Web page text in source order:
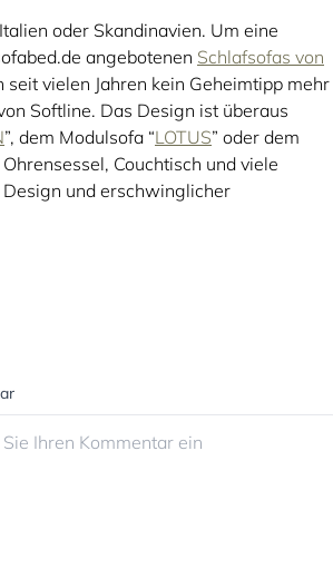
oder Skandinavien. Um eine
angebotenen Schlafsofas von
vielen Jahren kein Geheimtipp mehr
Softline. Das Design ist überaus
”, dem Modulsofa “LOTUS” oder dem
Couchtisch und viele
und erschwinglicher